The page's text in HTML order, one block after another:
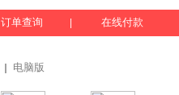
订单查询 在线付款
电脑版